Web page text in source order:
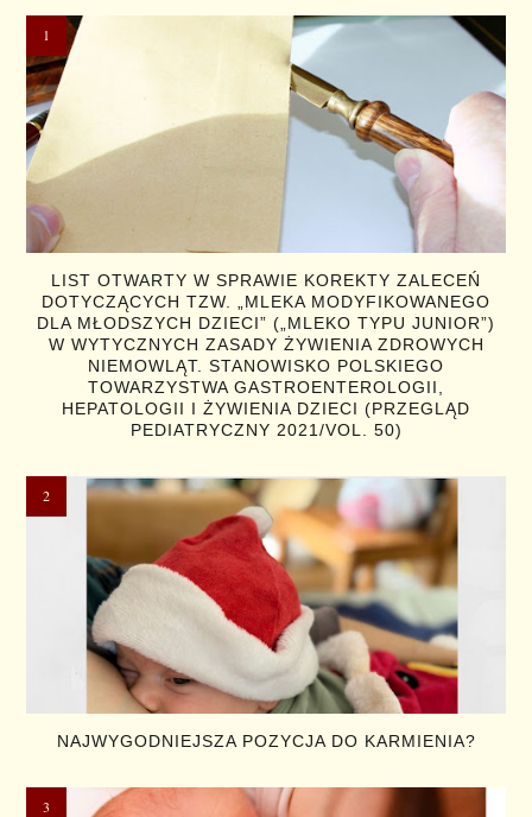
LIST OTWARTY W SPRAWIE KOREKTY ZALECEŃ
DOTYCZĄCYCH TZW. „MLEKA MODYFIKOWANEGO
DLA MŁODSZYCH DZIECI” („MLEKO TYPU JUNIOR”)
W WYTYCZNYCH ZASADY ŻYWIENIA ZDROWYCH
NIEMOWLĄT. STANOWISKO POLSKIEGO
TOWARZYSTWA GASTROENTEROLOGII,
HEPATOLOGII I ŻYWIENIA DZIECI (PRZEGLĄD
PEDIATRYCZNY 2021/VOL. 50)
NAJWYGODNIEJSZA POZYCJA DO KARMIENIA?